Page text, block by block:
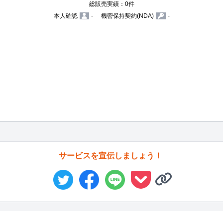
総販売実績：0件
本人確認
- 機密保持契約(NDA) -
サービスを宣伝しましょう！